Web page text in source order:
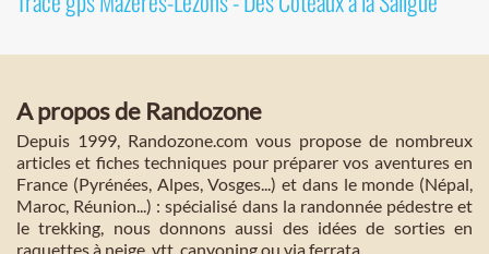
A propos de Randozone
Depuis 1999, Randozone.com vous propose de nombreux
articles et fiches techniques pour préparer vos aventures en
France (Pyrénées, Alpes, Vosges...) et dans le monde (Népal,
Maroc, Réunion...) : spécialisé dans la randonnée pédestre et
le trekking, nous donnons aussi des idées de sorties en
raquettes à neige, vtt, canyoning ou via ferrata.